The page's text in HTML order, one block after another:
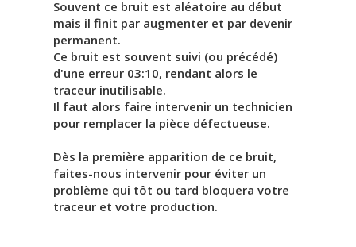
Souvent ce bruit est aléatoire au début
mais il finit par augmenter et par devenir
permanent.
Ce bruit est souvent suivi (ou précédé)
d'une erreur 03:10, rendant alors le
traceur inutilisable.
Il faut alors faire intervenir un technicien
pour remplacer la pièce défectueuse.
Dès la première apparition de ce bruit,
faites-nous intervenir pour éviter un
problème qui tôt ou tard bloquera votre
traceur et votre production.